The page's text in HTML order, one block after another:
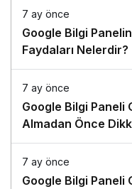
7 ay önce
Google Bilgi
Faydaları Nelerdir?
7 ay önce
Google Bilgi Paneli
Almadan Önce
Gerekenler
7 ay önce
Google Bilgi Paneli